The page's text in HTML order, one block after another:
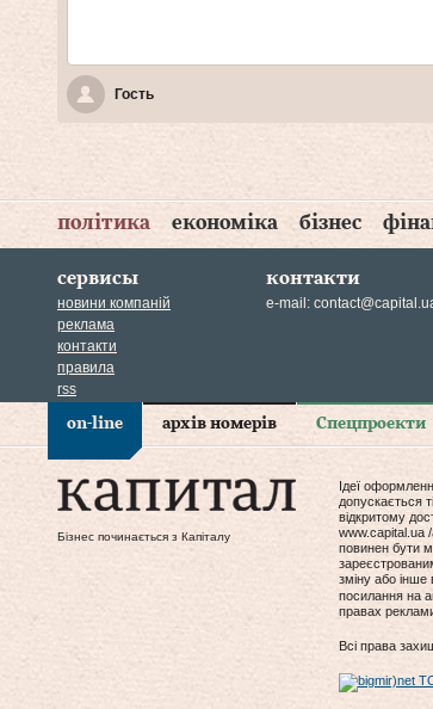
Гость
політика економіка бізнес
сервисы
новини компаній
реклама
контакти
правила
rss
контакти
e-mail:
on-line архів номерів Спецпроекти
Бізнес починається з Капіталу
Ідеї
допускається
відкритому
www.capital.ua
повинен бути
зміну або інше
посилання на
правах
Всі права